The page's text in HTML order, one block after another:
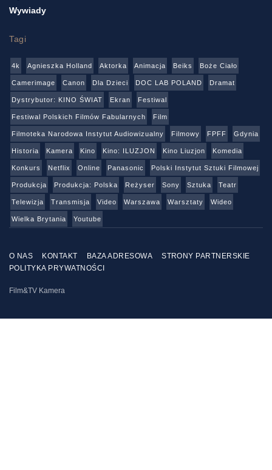
Wywiady
Tagi
4k Agnieszka Holland Aktorka Animacja Beiks Boże Ciało
Camerimage Canon Dla Dzieci DOC LAB POLAND Dramat
Dystrybutor: KINO ŚWIAT Ekran Festiwal
Festiwal Polskich Filmów Fabularnych Film
Filmoteka Narodowa Instytut Audiowizualny Filmowy FPFF Gdynia
Historia Kamera Kino Kino: ILUZJON Kino Liuzjon Komedia
Konkurs Netflix Online Panasonic Polski Instytut Sztuki Filmowej
Produkcja Produkcja: Polska Reżyser Sony Sztuka Teatr
Telewizja Transmisja Video Warszawa Warsztaty Wideo
Wielka Brytania Youtube
O NAS KONTAKT BAZA ADRESOWA
STRONY PARTNERSKIE
POLITYKA PRYWATNOŚCI
Film&TV Kamera